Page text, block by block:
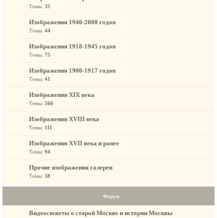
Темы: 35
Изображения 1946-2000 годов
Темы: 44
Изображения 1918-1945 годов
Темы: 75
Изображения 1900-1917 годов
Темы: 41
Изображения XIX века
Темы: 566
Изображения XVIII века
Темы: 111
Изображения XVII века и ранее
Темы: 94
Прочие изображения галереи
Темы: 38
Форум
Видеосюжеты о старой Москве и истории Москвы